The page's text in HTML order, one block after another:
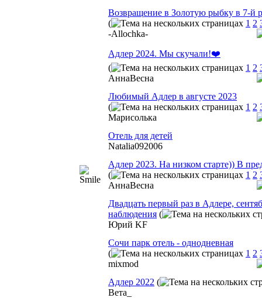
Возвращение в Золотую рыбку в 7-й
(
1 2
-Allochka-
Адлер 2024. Мы скучали!❤️
(
1 2
АннаВесна
Любимый Адлер в августе 2023
(
1 2
Марисолька
Отель для детей
Natalia092006
Адлер 2023. На низком старте)) В
(
1 2
АннаВесна
Двадцать первый раз в Адлере,
наблюдения (
Юрий KF
Сочи парк отель - однодневная
(
1 2
mixmod
Адлер 2022 (
Вета_